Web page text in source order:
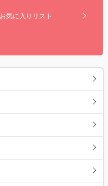
お気に入りリスト